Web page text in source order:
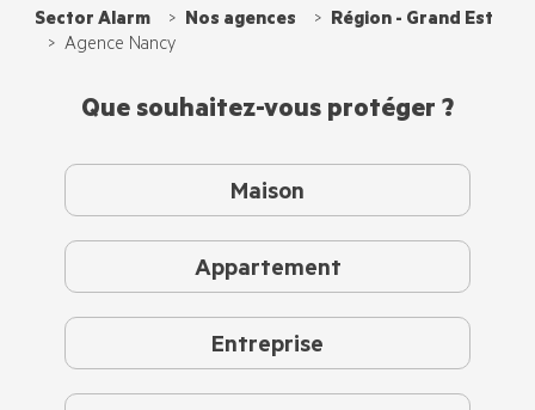
Sector Alarm Nos agences
Région - Grand Est
Agence Nancy
Que souhaitez-vous protéger ?
Maison
Appartement
Entreprise